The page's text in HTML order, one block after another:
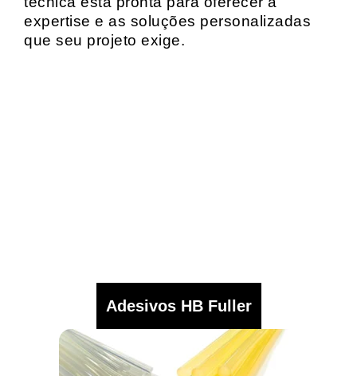
expertise e as soluções personalizadas
que seu projeto exige.
Adesivos HB Fuller